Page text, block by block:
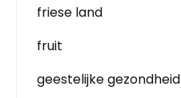
friese land
fruit
geestelijke gezondheid